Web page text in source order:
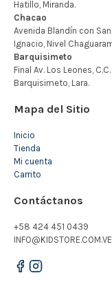
Mapa del Sitio
Inicio
Tienda
Mi cuenta
Carrito
Contáctanos
+58 424 451 0439
INFO@KIDSTORE.COM.VE